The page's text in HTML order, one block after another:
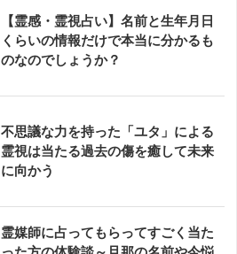
【霊感・霊視占い】名前と生年月日
くらいの情報だけで本当に分かるも
のなのでしょうか？
不思議な力を持った「ユタ」による
霊視は当たる過去の傷を癒して未来
に向かう
霊媒師に占ってもらってすごく当た